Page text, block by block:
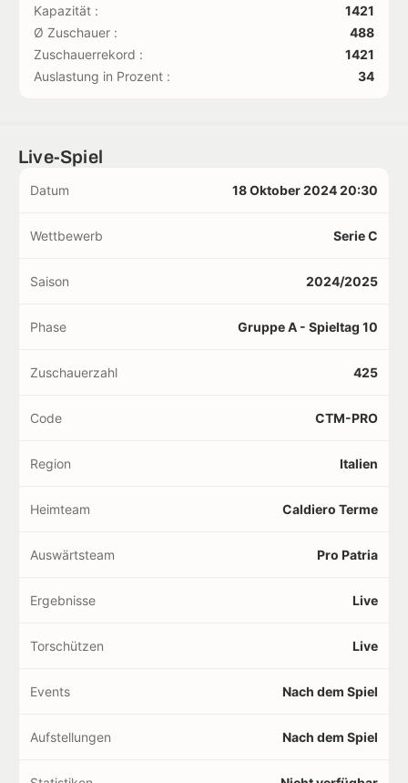
Kapazität :
1421
Ø Zuschauer :
488
Zuschauerrekord :
1421
Auslastung in Prozent :
34
Live-Spiel
Datum 18 Oktober 2024 20:30
Wettbewerb Serie C
Saison 2024/2025
Phase Gruppe A - Spieltag 10
Zuschauerzahl 425
Code CTM-PRO
Region Italien
Heimteam Caldiero Terme
Auswärtsteam Pro Patria
Ergebnisse Live
Torschützen Live
Events Nach dem Spiel
Aufstellungen Nach dem Spiel